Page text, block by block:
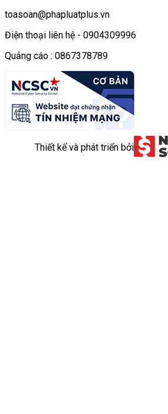
toasoan@phapluatplus.vn
Điện thoại liên hệ - 0904309996
Quảng cáo : 0867378789
Thiết kế và phát triển bởi